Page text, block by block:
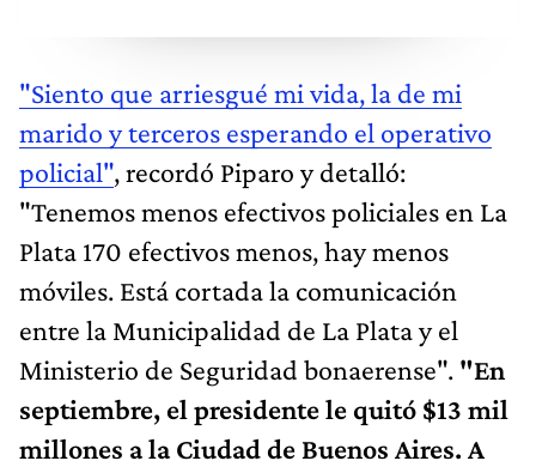
"Siento que arriesgué mi vida, la de mi
marido y terceros esperando el operativo
policial", recordó Piparo y detalló:
"Tenemos menos efectivos policiales en La
Plata 170 efectivos menos, hay menos
móviles. Está cortada la comunicación
entre la Municipalidad de La Plata y el
Ministerio de Seguridad bonaerense". "En
septiembre, el presidente le quitó $13 mil
millones a la Ciudad de Buenos Aires. A